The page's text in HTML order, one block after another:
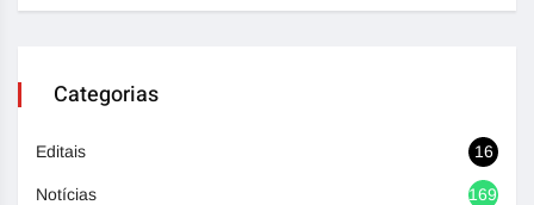
Categorias
Editais 16
Notícias 1692